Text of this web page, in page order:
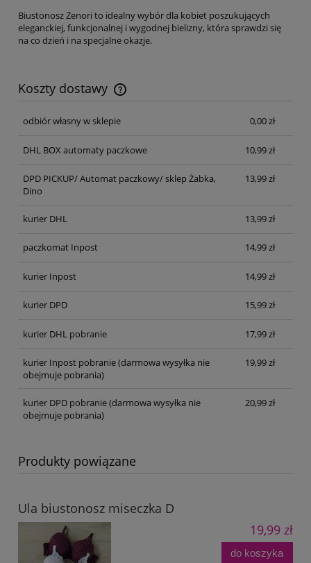
Biustonosz Zenori to idealny wybór dla kobiet poszukujących
eleganckiej, funkcjonalnej i wygodnej bielizny, która sprawdzi się
na co dzień i na specjalne okazje.
Koszty dostawy
Cena nie zawiera ewentualnych kosztów płatności
odbiór własny w sklepie
0,00 zł
DHL BOX automaty paczkowe 10,99 zł
DPD PICKUP/ Automat paczkowy/ sklep Żabka,
Dino
13,99 zł
kurier DHL 13,99 zł
paczkomat Inpost 14,99 zł
kurier Inpost 14,99 zł
kurier DPD 15,99 zł
kurier DHL pobranie 17,99 zł
kurier Inpost pobranie(darmowa wysyłka nie
obejmuje pobrania)
19,99 zł
kurier DPD pobranie(darmowa wysyłka nie
obejmuje pobrania)
20,99 zł
Produkty powiązane
Ula biustonosz miseczka D
19,99 zł
do koszyka